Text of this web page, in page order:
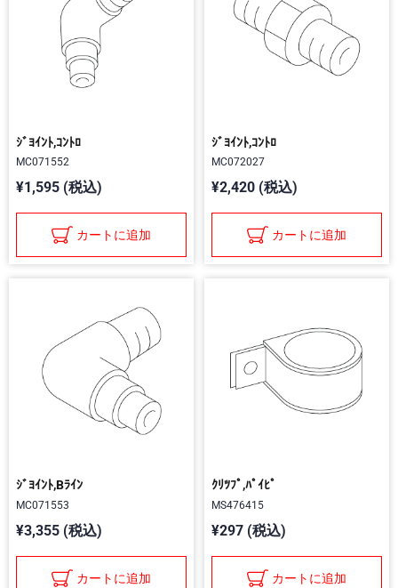
ｼﾞﾖｲﾝﾄ,ｺﾝﾄﾛ
MC071552
¥1,595 (税込)
カートに追加
ｼﾞﾖｲﾝﾄ,ｺﾝﾄﾛ
MC072027
¥2,420 (税込)
カートに追加
ｼﾞﾖｲﾝﾄ,Bﾗｲﾝ
MC071553
¥3,355 (税込)
カートに追加
ｸﾘﾂﾌﾟ,ﾊﾟｲﾋﾟ
MS476415
¥297 (税込)
カートに追加